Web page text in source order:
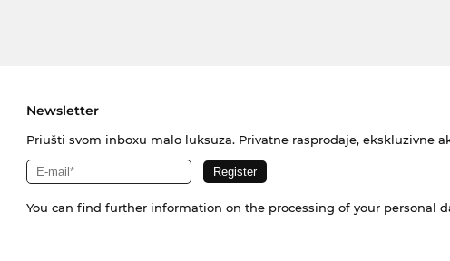
Newsletter
Priušti svom inboxu malo luksuza. Privatne rasprodaje, ekskluzivne
You can find further information on the processing of your personal